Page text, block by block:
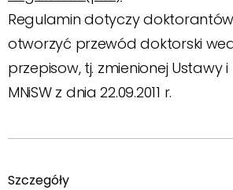
Regulamin dotyczy
otworzyć przewód doktorski
przepisow, tj. zmienionej Ustawy
MNiSW z dnia 22.09.2011 r.
Szczegóły